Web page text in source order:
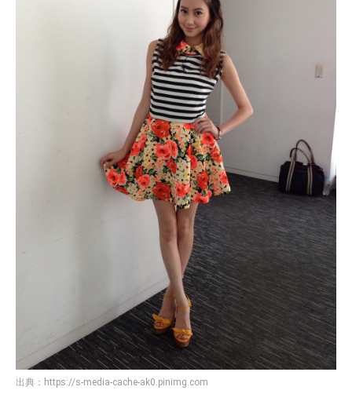
出典： https://s-media-cache-ak0.pinimg.com